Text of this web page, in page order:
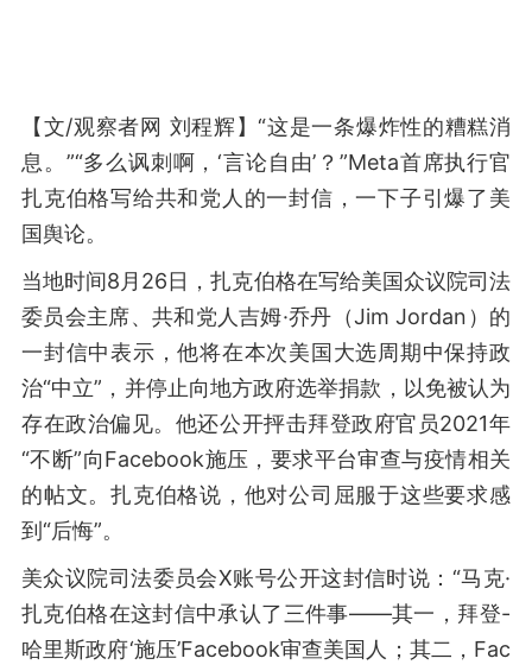
【文/观察者网 刘程辉】“这是一条爆炸性的糟糕消
息。”“多么讽刺啊，‘言论自由’？”Meta首席执行官
扎克伯格写给共和党人的一封信，一下子引爆了美
国舆论。
当地时间8月26日，扎克伯格在写给美国众议院司法
委员会主席、共和党人吉姆·乔丹（Jim Jordan）的
一封信中表示，他将在本次美国大选周期中保持政
治“中立”，并停止向地方政府选举捐款，以免被认为
存在政治偏见。他还公开抨击拜登政府官员2021年
“不断”向Facebook施压，要求平台审查与疫情相关
的帖文。扎克伯格说，他对公司屈服于这些要求感
到“后悔”。
美众议院司法委员会X账号公开这封信时说：“马克·
扎克伯格在这封信中承认了三件事——其一，拜登-
哈里斯政府‘施压’Facebook审查美国人；其二，Fac